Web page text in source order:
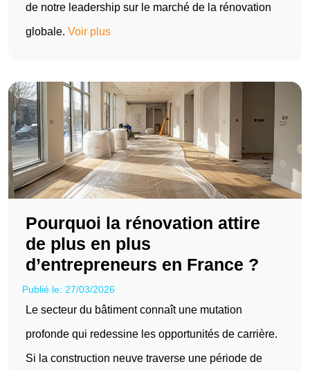
de notre leadership sur le marché de la rénovation
globale. Voir plus
Pourquoi la rénovation attire
de plus en plus
d’entrepreneurs en France ?
Publié le: 27/03/2026
Le secteur du bâtiment connaît une mutation
profonde qui redessine les opportunités de carrière.
Si la construction neuve traverse une période de